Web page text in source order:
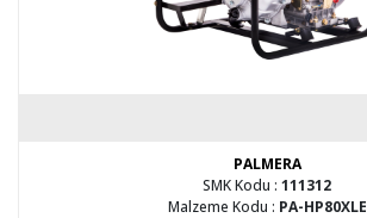
PALMERA
SMK Kodu : 111312
Malzeme Kodu : PA-HP80XLE